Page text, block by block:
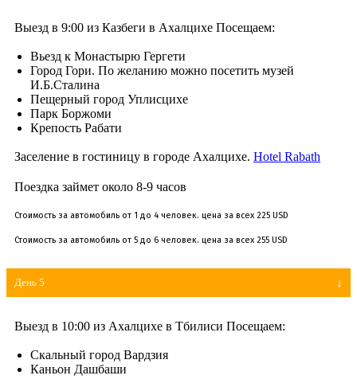
Выезд в 9:00 из Казбеги в Ахалцихе Посещаем:
Вьезд к Монастырю Гергети
Город Гори. По желанию можно посетить музей
И.Б.Сталина
Пещерный город Уплисцихе
Парк Боржоми
Крепость Рабати
Заселение в гостиницу в городе Ахалцихе. Hotel Rabath
Поездка займет около 8-9 часов
Стоимость за автомобиль от 1 до 4 человек. цена за всех 225 USD
Стоимость за автомобиль от 5 до 6 человек. цена за всех 255 USD
День 5
Выезд в 10:00 из Ахалцихе в Тбилиси Посещаем:
Скальный город Вардзия
Каньон Дашбаши